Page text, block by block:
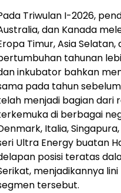
Triwulan I-2026,
dan Kanada
Timur, Asia
tahunan
inkubator bahkan
pada tahun
menjadi bagian dari
di berbagai
Italia,
Ultra Energy buatan
posisi teratas
menjadikannya
tersebut.